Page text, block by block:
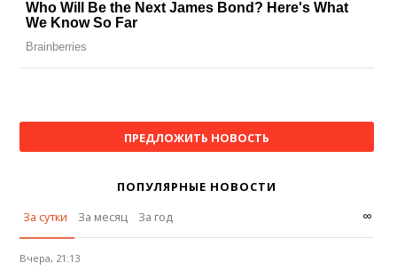
ПРЕДЛОЖИТЬ НОВОСТЬ
ПОПУЛЯРНЫЕ НОВОСТИ
За сутки
За месяц За год ∞
Вчера, 21:13